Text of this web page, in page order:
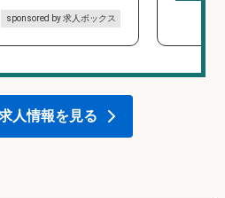
sponsored by 求人ボックス
人情報を見る